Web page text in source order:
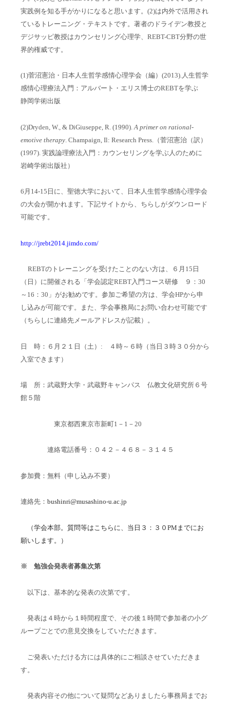
実践例を知る手がかりになると思います。 (2)は内外で活用され
ているトレーニング・テキストです。著者のドライデン教授と
デジサッピ教授はカウンセリング心理学、 REBT-CBT分野の世
界的権威です。
(1)菅沼憲治・日本人生哲学感情心理学会（編） (2013).人生哲学
感情心理療法入門：アルバート・エリス博士のREBTを学ぶ
静岡学術出版
(2)Dryden, W., & DiGiuseppe, R. (1990). A primer on rational-
emotive therapy . Champaign, Il: Research Press.
（菅沼憲治（訳）
(1997). 実践論理療法入門：カウンセリングを学ぶ人のために
岩崎学術出版社）
6 月 14-15 日に、聖徳大学において、日本人生哲学感情心理学会
の大会が開かれます。下記サイトから、ちらしがダウンロード
可能です。
http://jrebt2014.jimdo.com/
REBTのトレーニングを受けたことのない方は、６月 15 日
（日）に開催される「学会認定REBT入門コース研修 ９： 30
～ 16 ： 30 」がお勧めです。参加ご希望の方は、学会HPから申
し込みが可能です。また、学会事務局にお問い合わせ可能です
（ちらしに連絡先メールアドレスが記載）。
日 時：６月２１日（土） : ４時～６時（当日３時３０分から
入室できます）
場 所：武蔵野大学・武蔵野キャンパス 仏教文化研究所６号
館５階
東京都西東京市新町1－1－20
連絡電話番号：０４２－４６８－３１４５
参加費：無料（申し込み不要）
連絡先： bushinri@musashino-u.ac.jp
（学会本部。質問等はこちらに、当日３：３０PMまでにお
願いします。）
※ 勉強会発表者募集次第
以下は、基本的な発表の次第です。
発表は４時から１時間程度で、その後１時間で参加者の小グ
ループごとでの意見交換をしていただきます。
ご発表いただける方には具体的にご相談させていただきま
す。
発表内容その他について疑問などありましたら事務局までお